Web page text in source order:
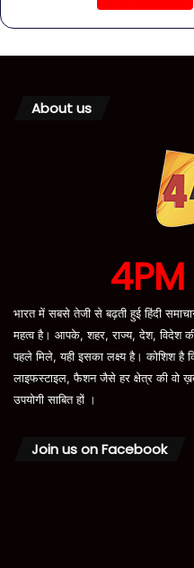
About us
भारत में सबसे तेजी से बढ़ती हुई हिंदी
महत्व है। आपके, शहर, राज्य, देश, विदेश
पहले मिले, यही इसका लक्ष्य है। कोशिश है
लाइफस्टाइल, फैशन जैसे हर क्षेत्र की वो
उपयोगी साबित हों ।
Join us on Facebook